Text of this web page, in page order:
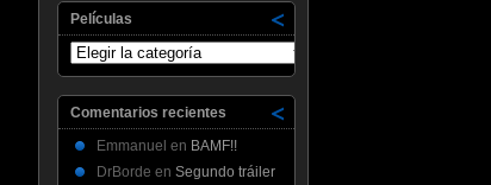
Películas
Películas
Comentarios recientes
Emmanuel en BAMF!!
DrBorde en Segundo tráiler